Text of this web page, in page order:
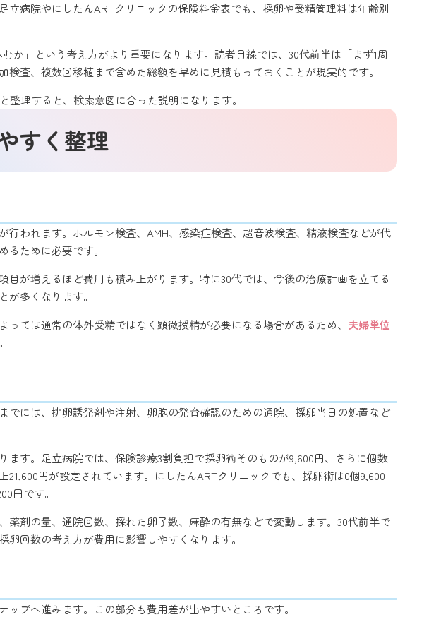
病院やにしたんARTクリニックの保険料金表でも、採卵や受精管理料は年齢別
か」という考え方がより重要になります。読者目線では、30代前半は「まず1周
査、複数回移植まで含めた総額を早めに見積もっておくことが現実的です。
と整理すると、検索意図に合った説明になります。
すく整理
われます。ホルモン検査、AMH、感染症検査、超音波検査、精液検査などが代
ために必要です。
が増えるほど費用も積み上がります。特に30代では、今後の治療計画を立てる
多くなります。
ては通常の体外受精ではなく顕微授精が必要になる場合があるため、 夫婦単位
には、排卵誘発剤や注射、卵胞の発育確認のための通院、採卵当日の処置など
す。足立病院では、保険診療3割負担で採卵術そのものが9,600円、さらに個数
21,600円が設定されています。にしたんARTクリニックでも、採卵術は0個9,600
円です。
剤の量、通院回数、採れた卵子数、麻酔の有無などで変動します。30代前半で
回数の考え方が費用に影響しやすくなります。
プへ進みます。この部分も費用差が出やすいところです。